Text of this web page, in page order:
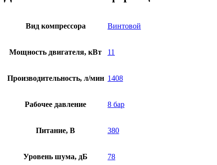
Вид компрессора Винтовой
Мощность двигателя, кВт 11
Производительность, л/мин 1408
Рабочее давление 8 бар
Питание, В 380
Уровень шума, дБ 78